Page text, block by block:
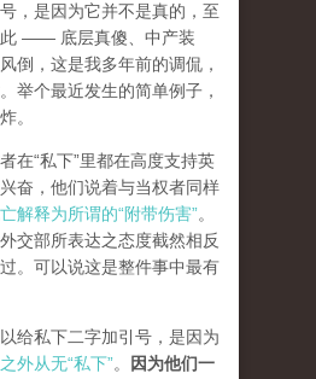
，是因为它并不是真的，至
此 —— 底层真傻、中产装
倒，这是我多年前的调侃，
举个最近发生的简单例子，
。
在“私下”里都在高度支持英
奋，他们说着与当权者同样
解释为所谓的“附带伤害”。
交部所表达之态度截然相反
。可以说这是整件事中最有
给私下二字加引号，是因为
外从无“私下”。
因为他们一